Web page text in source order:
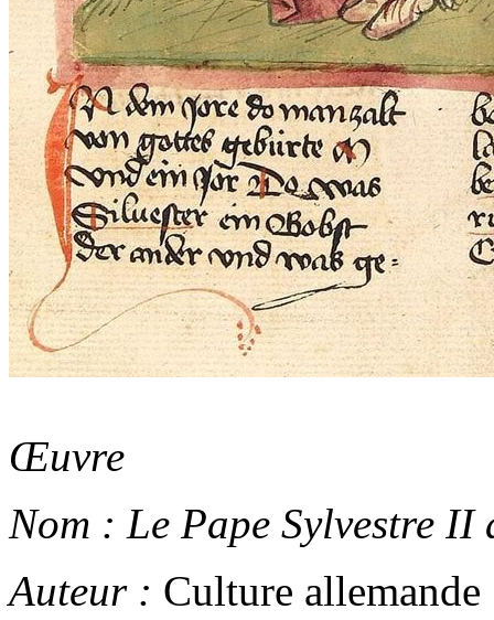
Œuvre
Nom : Le Pape Sylvestre II
Auteur : Culture allemande